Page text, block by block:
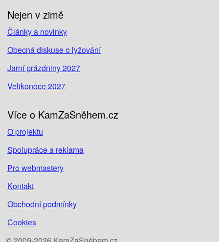
Nejen v zimě
Články a novinky
Obecná diskuse o lyžování
Jarní prázdniny 2027
Velikonoce 2027
Více o KamZaSněhem.cz
O projektu
Spolupráce a reklama
Pro webmastery
Kontakt
Obchodní podmínky
Cookies